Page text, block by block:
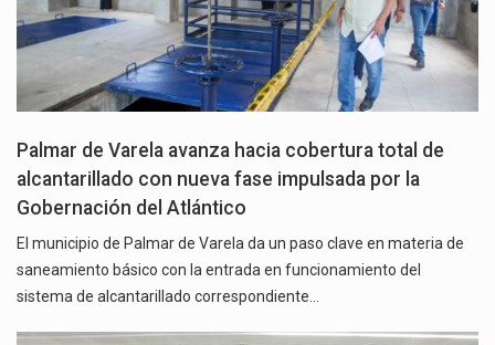
Palmar de Varela avanza hacia cobertura total de
alcantarillado con nueva fase impulsada por la
Gobernación del Atlántico
El municipio de Palmar de Varela da un paso clave en materia de
saneamiento básico con la entrada en funcionamiento del
sistema de alcantarillado correspondiente…